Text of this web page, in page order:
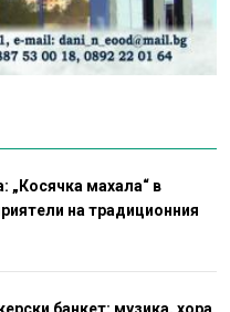
„Косячка махала“ в
на традиционния